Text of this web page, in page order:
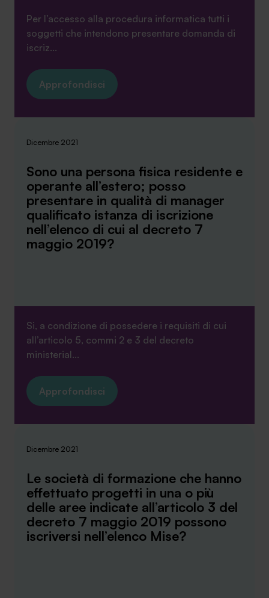
+030.3540104
info@safinance.it
SA Finance Mediazione Creditizia Srl, società di mediazione creditizia iscritta
all'Oam n.M336
Per l’accesso alla procedura informatica tutti i
soggetti che intendono presentare domanda di
iscriz...
Approfondisci
Dicembre 2021
Sono una persona fisica residente e
operante all’estero; posso
presentare in qualità di manager
qualificato istanza di iscrizione
nell’elenco di cui al decreto 7
maggio 2019?
Si, a condizione di possedere i requisiti di cui
all’articolo 5, commi 2 e 3 del decreto
ministerial...
Approfondisci
Dicembre 2021
Le società di formazione che hanno
effettuato progetti in una o più
delle aree indicate all’articolo 3 del
decreto 7 maggio 2019 possono
iscriversi nell’elenco Mise?